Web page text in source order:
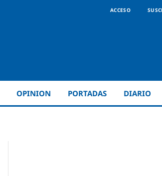
ACCESO
OPINION PORTADAS DIARIO